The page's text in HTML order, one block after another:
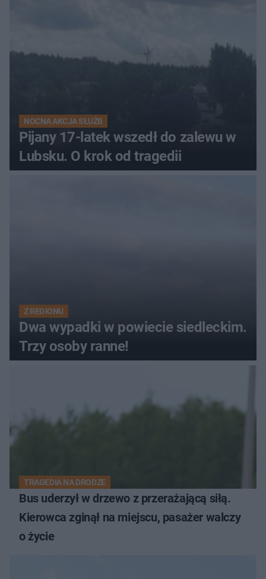
NOCNA AKCJA SŁUŻB
Pijany 17-latek wszedł do zalewu w
Lubsku. O krok od tragedii
Z REGIONU
Dwa wypadki w powiecie siedleckim.
Trzy osoby ranne!
TRAGEDIA NA DRODZE
Bus uderzył w drzewo z przerażającą siłą.
Kierowca zginął na miejscu, pasażer walczy
o życie